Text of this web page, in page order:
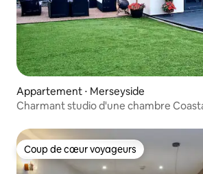
Appartement ⋅ Merseyside
Charmant studio d'une chambre
Coup de cœur voyageurs
Coup de cœur voyageurs